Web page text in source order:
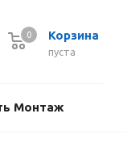
Корзина
пуста
0
Монтаж